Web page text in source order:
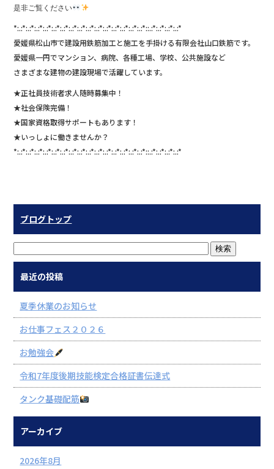
是非ご覧ください
*:.:*:.:*:.:*:.:*:.:*:.:*:.:*:.:*:.:*:.:*:.:*:.:*:.:*:.:*:.:*::.:*:.:*:.:*:.:*
愛媛県松山市で建設用鉄筋加工と施工を手掛ける有限会社山口鉄筋です。
愛媛県一円でマンション、病院、各種工場、学校、公共施設など
さまざまな建物の建設現場で活躍しています。
★正社員技術者求人随時募集中！
★社会保険完備！
★国家資格取得サポートもあります！
★いっしょに働きませんか？
*:.:*:.:*:.:*:.:*:.:*:.:*:.:*:.:*:.:*:.:*:.:*:.:*:.:*:.:*:.:*::.:*:.:*:.:*:.:*
ブログトップ
最近の投稿
夏季休業のお知らせ
お仕事フェス２０２６
お勉強会
令和7年度後期技能検定合格証書伝達式
タンク基礎配筋
アーカイブ
2026年8月